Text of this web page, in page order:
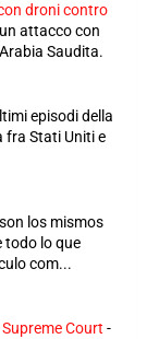
droni contro
attacco con
Saudita.
episodi della
fra Stati Uniti e
los mismos
todo lo que
com...
Court -